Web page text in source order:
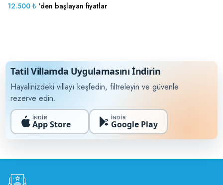
12.500 ₺ 'den başlayan fiyatlar
Tatil Villamda Uygulamasını İndirin
Hayalinizdeki villayı keşfedin, filtreleyin ve güvenle
rezerve edin.
İNDİR
App Store
İNDİR
Google Play